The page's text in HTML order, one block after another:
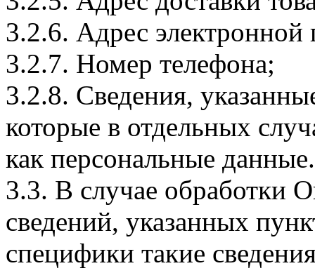
3.2.6. Адрес электронной
3.2.7. Номер телефона;
3.2.8. Сведения,
которые в отдельных
как персональные данные.
3.3. В случае обработки
сведений, указанных
специфики такие